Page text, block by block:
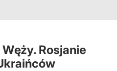
Rosjanie